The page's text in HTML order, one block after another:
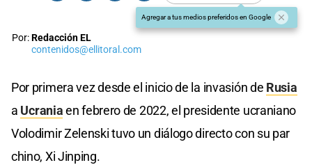
Agregar a tus medios preferidos en Google
Por:Redacción EL
contenidos@ellitoral.com
Por primera vez desde el inicio de la invasión de Rusia
a Ucraniaen febrero de 2022, el presidente ucraniano
Volodimir Zelenski tuvo un diálogo directo con su par
chino, Xi Jinping.